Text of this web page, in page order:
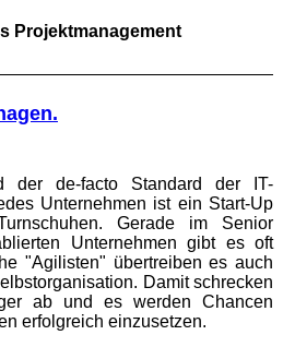
Projektmanagement
der de-facto Standard der IT-
Unternehmen ist ein Start-Up
Gerade im Senior
Unternehmen gibt es oft
"Agilisten" übertreiben es auch
Damit schrecken
ab und es werden Chancen
erfolgreich einzusetzen.